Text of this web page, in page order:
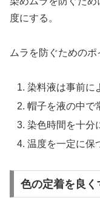
度にする。
ムラを防ぐためのポ
染料液は事前に
帽子を液の中で
染色時間を十分
温度を一定に保
色の定着を良く